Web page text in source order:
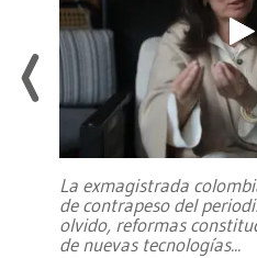
La exmagistrada
de contrapeso del
olvido, reformas
de nuevas tecnologías...